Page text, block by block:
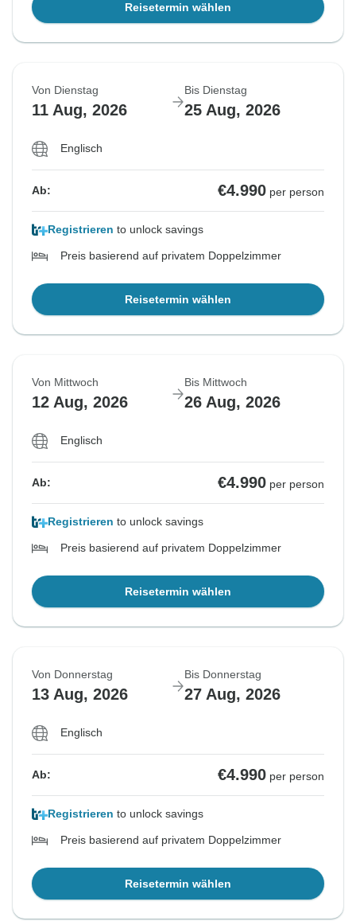
Reisetermin wählen
Von Dienstag
11 Aug, 2026
Bis Dienstag
25 Aug, 2026
Englisch
Ab: €4.990 per person
Registrieren to unlock savings
Preis basierend auf privatem Doppelzimmer
Reisetermin wählen
Von Mittwoch
12 Aug, 2026
Bis Mittwoch
26 Aug, 2026
Englisch
Ab: €4.990 per person
Registrieren to unlock savings
Preis basierend auf privatem Doppelzimmer
Reisetermin wählen
Von Donnerstag
13 Aug, 2026
Bis Donnerstag
27 Aug, 2026
Englisch
Ab: €4.990 per person
Registrieren to unlock savings
Preis basierend auf privatem Doppelzimmer
Reisetermin wählen